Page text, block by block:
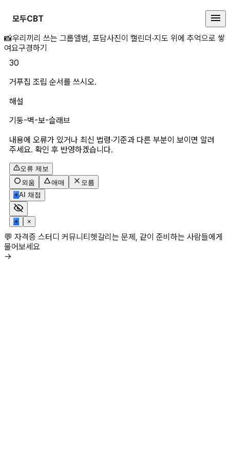
모두CBT
거푸집 조립 순서를 쓰시오. 상세
📸우리끼리 쓰는 그룹앨범, 포담사진이 캘린더·지도 위에 추억으로 쌓
여요구경하기
30
거푸집 조립 순서를 쓰시오.
해설
기둥-벽-보-슬래브
내용에 오류가 있거나 최신 법령·기준과 다른 부분이 보이면 알려
주세요. 확인 후 반영하겠습니다.
오류 제보
외움
애매
모름
✳AI 채점
✳ ×
💬 자격증 스터디 커뮤니티헷갈리는 문제, 같이 준비하는 사람들에게
물어보세요
→